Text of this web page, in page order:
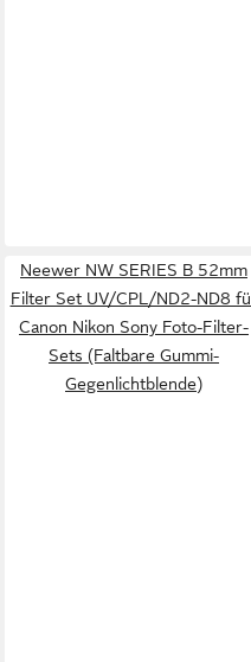
Neewer NW SERIES B 52mm
Filter Set UV/CPL/ND2-ND8
Canon Nikon Sony Foto-Filter-
Sets (Faltbare Gummi-
Gegenlichtblende)